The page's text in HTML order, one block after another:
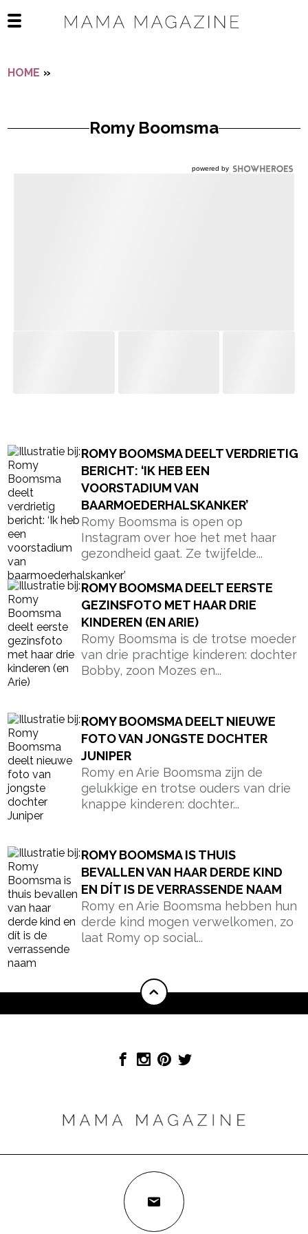
Open het mobiele menu
HOME »
Romy Boomsma
powered by
ROMY BOOMSMA DEELT VERDRIETIG
BERICHT: ‘IK HEB EEN
VOORSTADIUM VAN
BAARMOEDERHALSKANKER’
Romy Boomsma is open op
Instagram over hoe het met haar
gezondheid gaat. Ze twijfelde...
ROMY BOOMSMA DEELT EERSTE
GEZINSFOTO MET HAAR DRIE
KINDEREN (EN ARIE)
Romy Boomsma is de trotse moeder
van drie prachtige kinderen: dochter
Bobby, zoon Mozes en...
ROMY BOOMSMA DEELT NIEUWE
FOTO VAN JONGSTE DOCHTER
JUNIPER
Romy en Arie Boomsma zijn de
gelukkige en trotse ouders van drie
knappe kinderen: dochter...
ROMY BOOMSMA IS THUIS
BEVALLEN VAN HAAR DERDE KIND
EN DÍT IS DE VERRASSENDE NAAM
Romy en Arie Boomsma hebben hun
derde kind mogen verwelkomen, zo
laat Romy op social...